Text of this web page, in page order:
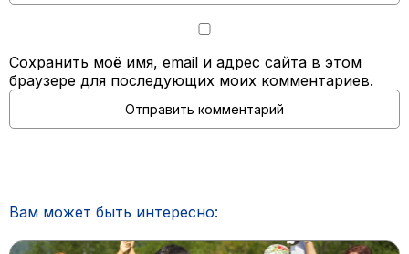
Сохранить моё имя, email и адрес сайта в этом
браузере для последующих моих комментариев.
Вам может быть интересно: